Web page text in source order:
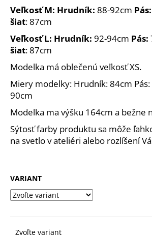
Veľkosť M: Hrudník: 88-92cm Pás:
šiat: 87cm
Veľkosť L: Hrudník: 92-94cm Pás:
šiat: 87cm
Modelka má oblečenú veľkosť XS.
Miery modelky: Hrudník: 84cm
90cm
Modelka ma výšku 164cm a bežne
Sýtosť farby produktu sa môže
na svetlo v ateliéri alebo rozlíšení
VARIANT
Zvoľte variant